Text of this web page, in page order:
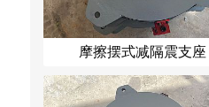
摩擦摆式减隔震支座